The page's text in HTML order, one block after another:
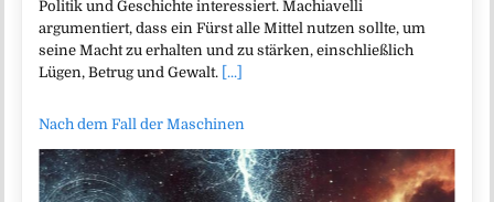
Politik und Geschichte interessiert. Machiavelli
argumentiert, dass ein Fürst alle Mittel nutzen sollte, um
seine Macht zu erhalten und zu stärken, einschließlich
Lügen, Betrug und Gewalt. [...]
Nach dem Fall der Maschinen